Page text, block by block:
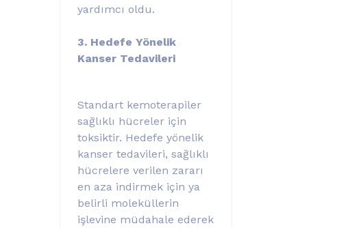
yardımcı oldu.
3. Hedefe Yönelik
Kanser Tedavileri
Standart kemoterapiler
sağlıklı hücreler için
toksiktir. Hedefe yönelik
kanser tedavileri, sağlıklı
hücrelere verilen zararı
en aza indirmek için ya
belirli moleküllerin
işlevine müdahale ederek